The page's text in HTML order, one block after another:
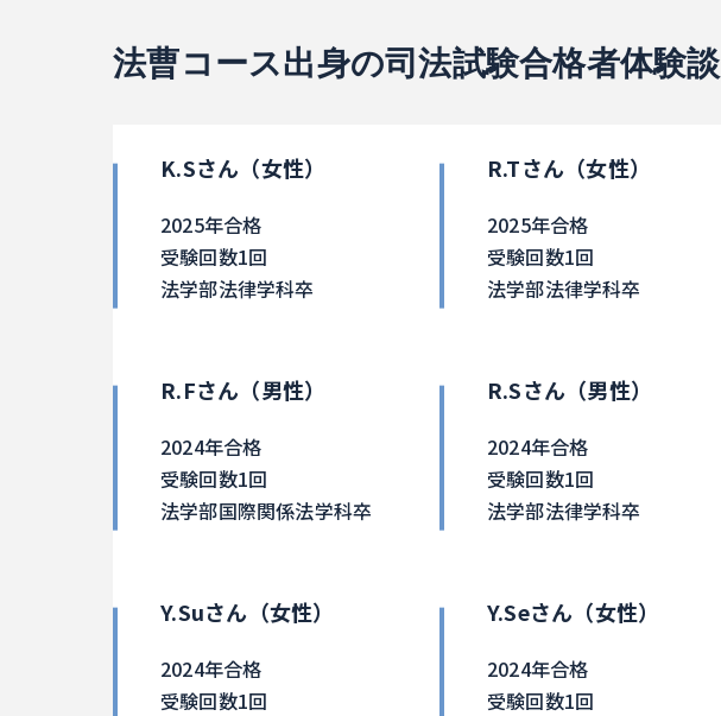
法曹コース出身の司法試験合格者体験談
K.Sさん（女性）
2025年合格
受験回数1回
法学部法律学科卒
R.Tさん（女性）
2025年合格
受験回数1回
法学部法律学科卒
R.Fさん（男性）
2024年合格
受験回数1回
法学部国際関係法学科卒
R.Sさん（男性）
2024年合格
受験回数1回
法学部法律学科卒
Y.Suさん（女性）
2024年合格
受験回数1回
Y.Seさん（女性）
2024年合格
受験回数1回